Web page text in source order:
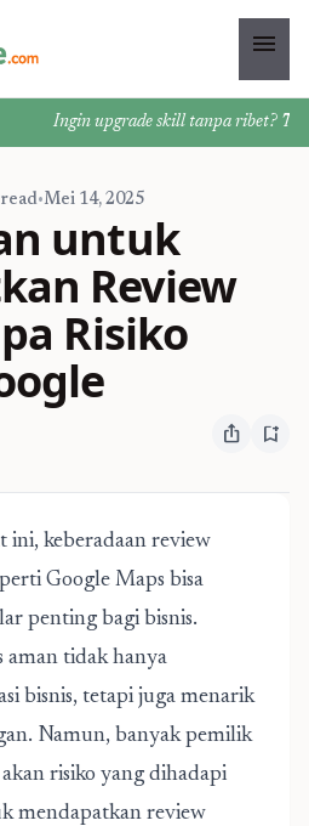
menu
Ingin upgrade skill tanpa ribet?
read•Mei 14, 2025
untuk
Review
Risiko
ios_share bookmark_add
ini, keberadaan review
Google Maps bisa
penting bagi bisnis.
aman tidak hanya
bisnis, tetapi juga menarik
Namun, banyak pemilik
risiko yang dihadapi
mendapatkan review